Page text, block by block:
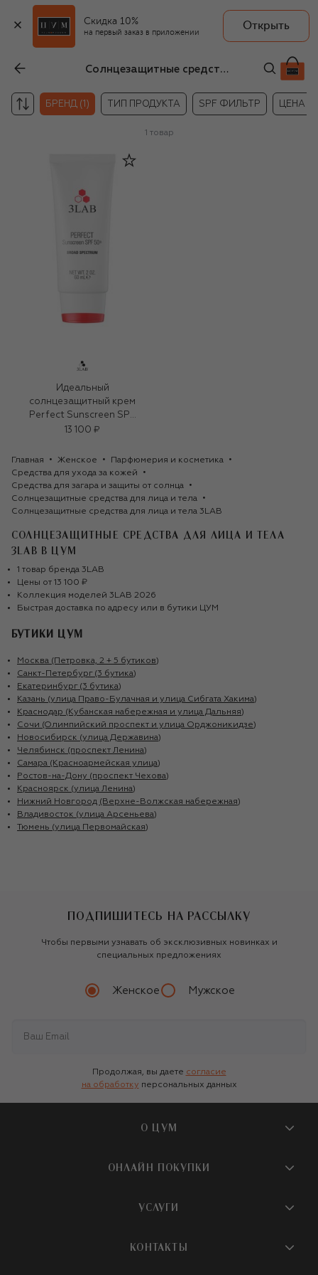
Скидка 10%
на первый заказ в приложении
Открыть
Солнцезащитные средства для лица и тела 3LAB
БРЕНД (1) ТИП ПРОДУКТА SPF ФИЛЬТР ЦЕНА
1 товар
Идеальный
солнцезащитный крем
Perfect Sunscreen SPF
50+ Broad Spectrum
13 100 ₽
Главная Женское
Парфюмерия и косметика
Средства для ухода за кожей
Средства для загара и защиты от солнца
Солнцезащитные средства для лица и тела
Солнцезащитные средства для лица и тела 3LAB
СОЛНЦЕЗАЩИТНЫЕ СРЕДСТВА ДЛЯ ЛИЦА И ТЕЛА
3LAB В ЦУМ
1 товар бренда 3LAB
Цены от 13 100 ₽
Коллекция моделей 3LAB 2026
Быстрая доставка по адресу или в бутики ЦУМ
БУТИКИ ЦУМ
Москва (Петровка, 2 + 5 бутиков)
Санкт-Петербург (3 бутика)
Екатеринбург (3 бутика)
Казань (улица Право-Булачная и улица Сибгата Хакима)
Краснодар (Кубанская набережная и улица Дальняя)
Сочи (Олимпийский проспект и улица Орджоникидзе)
Новосибирск (улица Державина)
Челябинск (проспект Ленина)
Самара (Красноармейская улица)
Ростов-на-Дону (проспект Чехова)
Красноярск (улица Ленина)
Нижний Новгород (Верхне-Волжская набережная)
Владивосток (улица Арсеньева)
Тюмень (улица Первомайская)
ПОДПИШИТЕСЬ НА РАССЫЛКУ
Чтобы первыми узнавать об эксклюзивных новинках и
специальных предложениях
Женское Мужское
Продолжая, вы даете согласие
на обработку персональных данных
О ЦУМ
О магазине
Бутики и ПВЗ ЦУМ
ОНЛАЙН ПОКУПКИ
Доставка
УСЛУГИ
КОНТАКТЫ